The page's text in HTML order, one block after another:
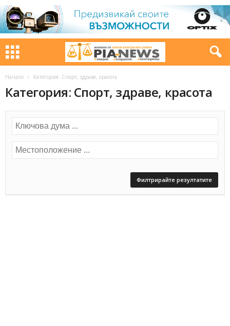
Начало Категория: Спорт, здраве, красота
Категория: Спорт, здраве, красота